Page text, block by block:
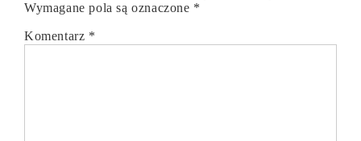
Wymagane pola są oznaczone *
Komentarz *